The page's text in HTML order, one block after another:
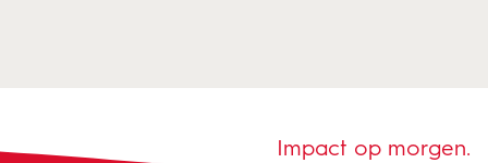
Impact op morgen.